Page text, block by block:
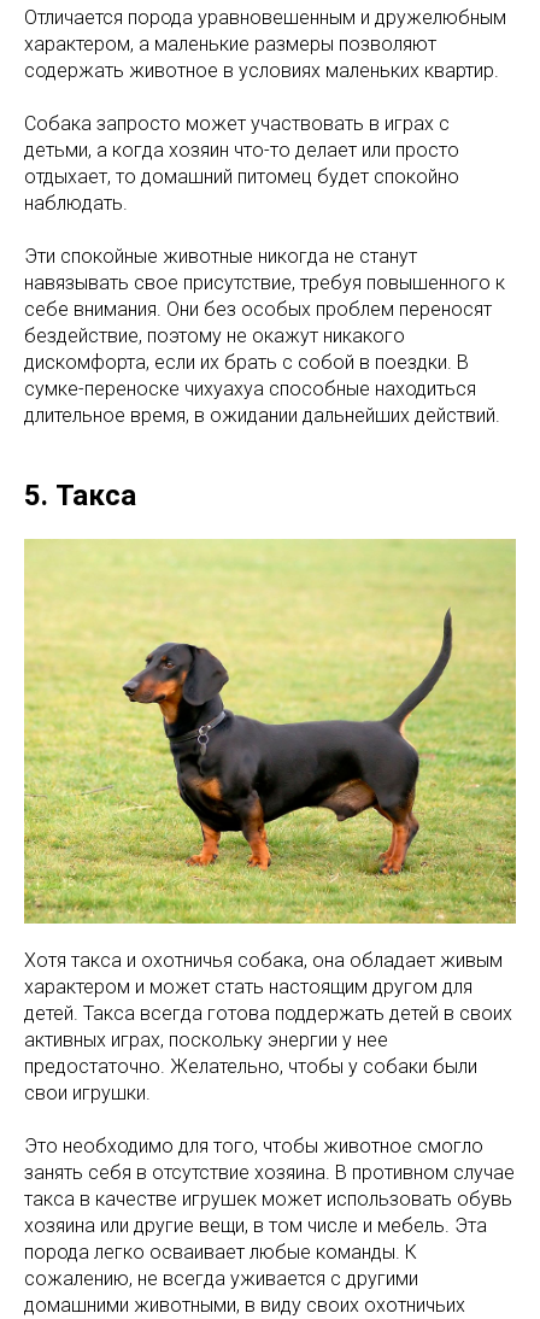
Отличается порода уравновешенным и дружелюбным
характером, а маленькие размеры позволяют
содержать животное в условиях маленьких квартир.
Собака запросто может участвовать в играх с
детьми, а когда хозяин что-то делает или просто
отдыхает, то домашний питомец будет спокойно
наблюдать.
Эти спокойные животные никогда не станут
навязывать свое присутствие, требуя повышенного к
себе внимания. Они без особых проблем переносят
бездействие, поэтому не окажут никакого
дискомфорта, если их брать с собой в поездки. В
сумке-переноске чихуахуа способные находиться
длительное время, в ожидании дальнейших действий.
5. Такса
Хотя такса и охотничья собака, она обладает живым
характером и может стать настоящим другом для
детей. Такса всегда готова поддержать детей в своих
активных играх, поскольку энергии у нее
предостаточно. Желательно, чтобы у собаки были
свои игрушки.
Это необходимо для того, чтобы животное смогло
занять себя в отсутствие хозяина. В противном случае
такса в качестве игрушек может использовать обувь
хозяина или другие вещи, в том числе и мебель. Эта
порода легко осваивает любые команды. К
сожалению, не всегда уживается с другими
домашними животными, в виду своих охотничьих